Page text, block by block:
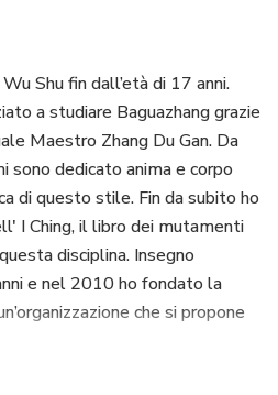
Shu fin dall’età di 17 anni.
a studiare Baguazhang grazie
Maestro Zhang Du Gan. Da
sono dedicato anima e corpo
di questo stile. Fin da subito ho
I Ching, il libro dei mutamenti
disciplina. Insegno
e nel 2010 ho fondato la
che si propone